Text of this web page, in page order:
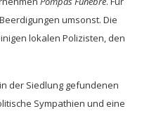
umsonst. Die
lokalen Polizisten, den
der Siedlung gefundenen
Sympathien und eine